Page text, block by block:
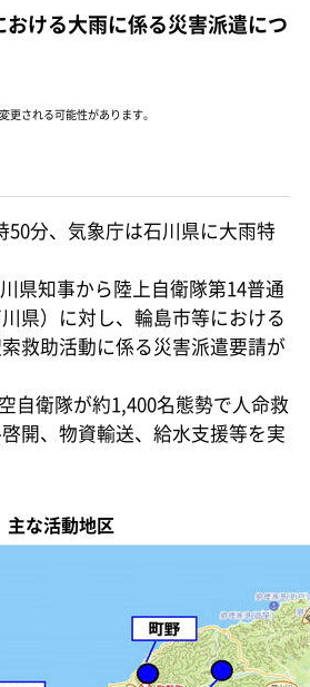
ける大雨に係る災害派遣につ
される可能性があります。
50分、気象庁は石川県に大雨特
県知事から陸上自衛隊第14普通
県）に対し、輪島市等における
救助活動に係る災害派遣要請が
自衛隊が約1,400名態勢で人命救
開、物資輸送、給水支援等を実
主な活動地区